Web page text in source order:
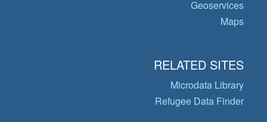
Geoservices
Maps
RELATED SITES
Microdata Library
Refugee Data Finder